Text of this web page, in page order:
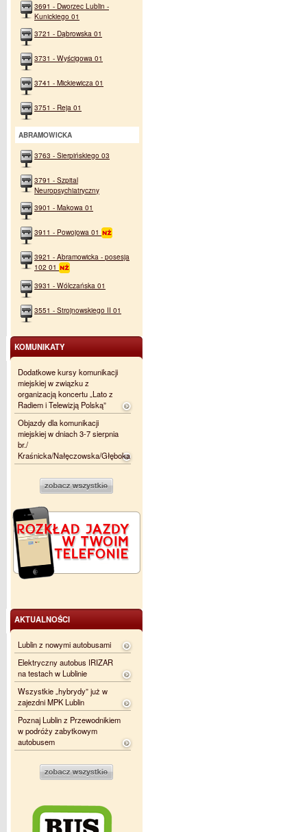
3691 - Dworzec Lublin -
Kunickiego 01
3721 - Dąbrowska 01
3731 - Wyścigowa 01
3741 - Mickiewicza 01
3751 - Reja 01
ABRAMOWICKA
3763 - Sierpińskiego 03
3791 - Szpital
Neuropsychiatryczny
3901 - Makowa 01
3911 - Powojowa 01
3921 - Abramowicka - posesja
102 01
3931 - Wólczańska 01
3551 - Strojnowskiego II 01
KOMUNIKATY
Dodatkowe kursy komunikacji
miejskiej w związku z
organizacją koncertu „Lato z
Radiem i Telewizją Polską”
Objazdy dla komunikacji
miejskiej w dniach 3-7 sierpnia
br./
Kraśnicka/Nałęczowska/Głęboka
AKTUALNOŚCI
Lublin z nowymi autobusami
Elektryczny autobus IRIZAR
na testach w Lublinie
Wszystkie „hybrydy” już w
zajezdni MPK Lublin
Poznaj Lublin z Przewodnikiem
w podróży zabytkowym
autobusem